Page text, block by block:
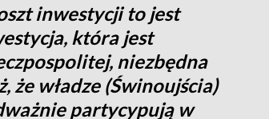
inwestycji to jest
która jest
niezbędna
że władze (Świnoujścia)
partycypują w